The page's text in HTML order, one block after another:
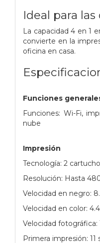
Ideal para
La capacidad 4 en 1
convierte en la
oficina en casa.
Funciones
Funciones: Wi-Fi,
nube
Impresión
Tecnología: 2
Resolución: Hasta
Velocidad en negro:
Velocidad en color:
Velocidad fotográfica:
Primera impresión: